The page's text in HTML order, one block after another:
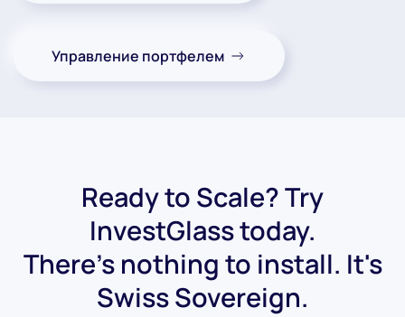
Управление портфелем
Ready to Scale? Try
InvestGlass today.
There's nothing to install. It's
Swiss Sovereign.